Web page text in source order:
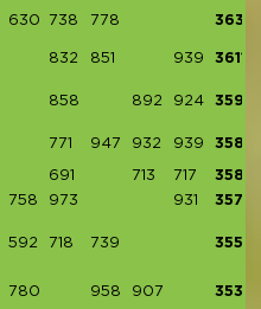
630 738 778 3632
832 851 939 3611
858 892 924 3597
771 947 932 939 3589
691 713 717
3583
758 973 931 3579
592 718 739 3558
780 958 907 3536